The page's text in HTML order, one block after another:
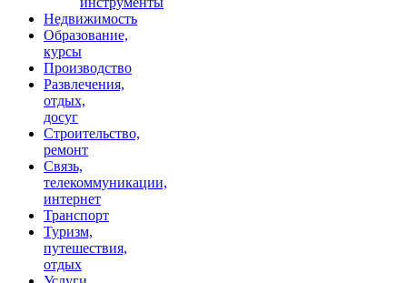
Недвижимость
Образование,
курсы
Производство
Развлечения,
отдых,
досуг
Строительство,
ремонт
Связь,
телекоммуникации,
интернет
Транспорт
Туризм,
путешествия,
отдых